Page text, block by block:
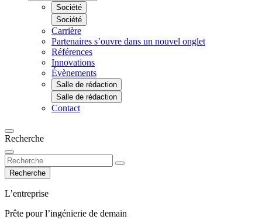
Société
Société
Carrière
Partenaires s’ouvre dans un nouvel onglet
Références
Innovations
Évènements
Salle de rédaction
Salle de rédaction
Contact
Recherche
Recherche
L’entreprise
Prête pour l’ingénierie de demain